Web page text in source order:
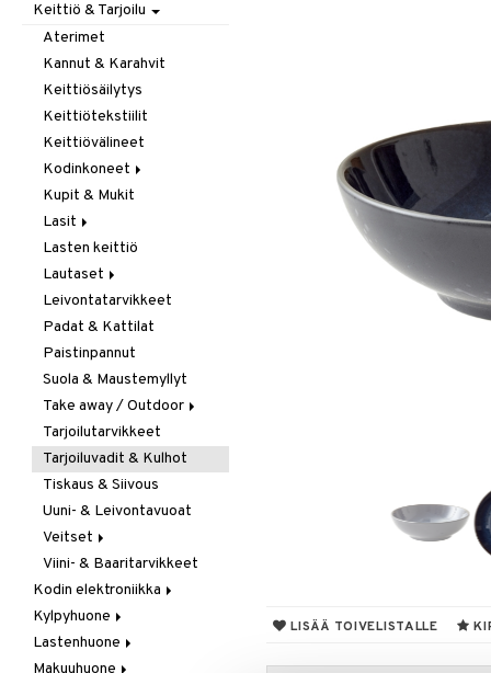
LISÄÄ TOIVELISTALLE
Keittiö & Tarjoilu
Aterimet
Kannut & Karahvit
Keittiösäilytys
Keittiötekstiilit
Keittiövälineet
Kodinkoneet
Kahvi, Tee & Espresso
Leivänpaahtimet
Mixerit &
Sähkövatkaimet
Muut koneet
Vedenkeittimet
Kupit & Mukit
Lasit
Juoma- & Cocktailasit
Juomalasit
Olutlasit
Shamppanjalasit
Snapsi- & Aveclasit
Viinilasit
Whiskey- & Konjakkilasit
Lasten keittiö
Lautaset
Asetit
Ruokalautaset
Syvät lautaset
Leivontatarvikkeet
Padat & Kattilat
Paistinpannut
Suola & Maustemyllyt
Take away / Outdoor
Eväslaatikot
Pullot
Termoskannut
Termosmukit
Tarjoilutarvikkeet
Tarjoiluvadit & Kulhot
Tiskaus & Siivous
Uuni- & Leivontavuoat
Veitset
Erityisveitset
Keittiöveitset
Kuorinta- &
Vihannesveitset
Leikkuulaudat
Viini- & Baaritarvikkeet
Kodin elektroniikka
Ääni
Kylpyhuone
Kylpyhuoneen sisustus
Kylpyhuoneen tarvikkeita
Lastenhuone
Kylpyhuoneen koristelu
Makuuhuone